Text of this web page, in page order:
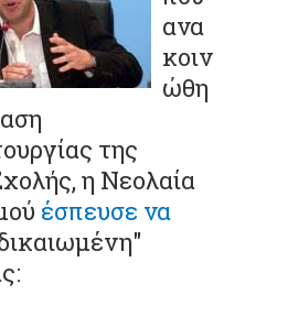
ανα
κοιν
ώθη
της
η Νεολαία
έσπευσε να